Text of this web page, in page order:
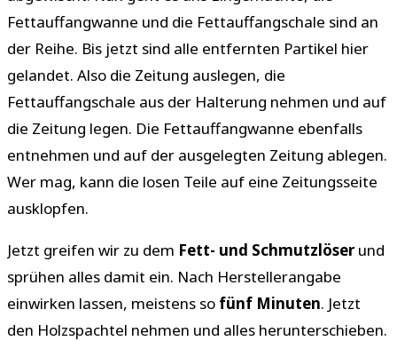
Fettauffangwanne und die Fettauffangschale sind an
der Reihe. Bis jetzt sind alle entfernten Partikel hier
gelandet. Also die Zeitung auslegen, die
Fettauffangschale aus der Halterung nehmen und auf
die Zeitung legen. Die Fettauffangwanne ebenfalls
entnehmen und auf der ausgelegten Zeitung ablegen.
Wer mag, kann die losen Teile auf eine Zeitungsseite
ausklopfen.
Jetzt greifen wir zu dem Fett- und Schmutzlöserund
sprühen alles damit ein. Nach Herstellerangabe
einwirken lassen, meistens so fünf Minuten. Jetzt
den Holzspachtel nehmen und alles herunterschieben.